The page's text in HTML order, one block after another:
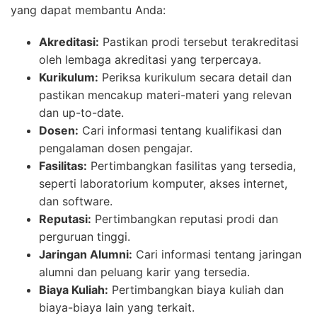
yang dapat membantu Anda:
Akreditasi: Pastikan prodi tersebut terakreditasi
oleh lembaga akreditasi yang terpercaya.
Kurikulum: Periksa kurikulum secara detail dan
pastikan mencakup materi-materi yang relevan
dan up-to-date.
Dosen: Cari informasi tentang kualifikasi dan
pengalaman dosen pengajar.
Fasilitas: Pertimbangkan fasilitas yang tersedia,
seperti laboratorium komputer, akses internet,
dan software.
Reputasi: Pertimbangkan reputasi prodi dan
perguruan tinggi.
Jaringan Alumni: Cari informasi tentang jaringan
alumni dan peluang karir yang tersedia.
Biaya Kuliah: Pertimbangkan biaya kuliah dan
biaya-biaya lain yang terkait.